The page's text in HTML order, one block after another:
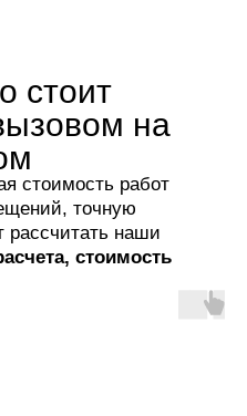
стоит
на
стоимость работ
точную
рассчитать наши
стоимость